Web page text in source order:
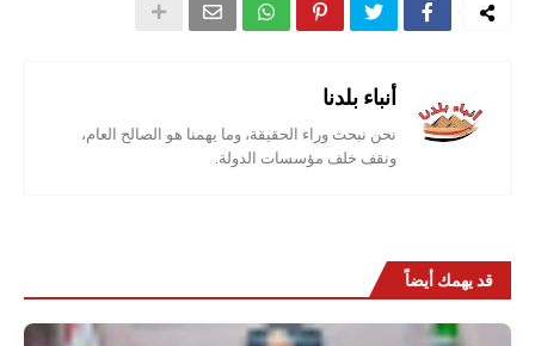
أنباء بلدنا
نحن نبحث وراء الحقيقة، وما يهمنا هو الصالح العام،
ونقف خلف مؤسسات الدولة.
قد يهمك أيضاً